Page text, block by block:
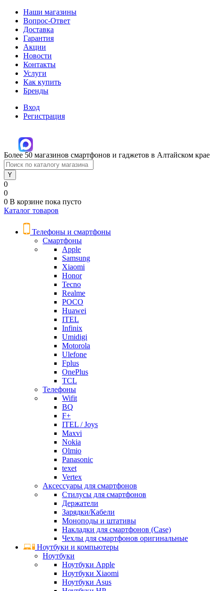
Наши магазины
Вопрос-Ответ
Доставка
Гарантия
Акции
Новости
Контакты
Услуги
Как купить
Бренды
Вход
Регистрация
Более 50 магазинов смартфонов и гаджетов в Алтайском крае
0
0
0 В корзине пока пусто
Каталог товаров
Телефоны и смартфоны
Смартфоны
Apple
Samsung
Xiaomi
Honor
Tecno
Realme
POCO
Huawei
ITEL
Infinix
Umidigi
Motorola
Ulefone
Fplus
OnePlus
TCL
Телефоны
Wifit
BQ
F+
ITEL / Joys
Maxvi
Nokia
Olmio
Panasonic
texet
Vertex
Аксессуары для смартфонов
Стилусы для смартфонов
Держатели
Зарядки/Кабели
Моноподы и штативы
Накладки для смартфонов (Case)
Чехлы для смартфонов оригинальные
Ноутбуки и компьютеры
Ноутбуки
Ноутбуки Apple
Ноутбуки Xiaomi
Ноутбуки Asus